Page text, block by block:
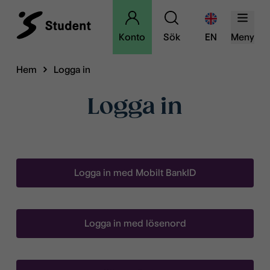
Konto Sök EN Meny
Hem Logga in
Logga in
Logga in med Mobilt BankID
Logga in med lösenord